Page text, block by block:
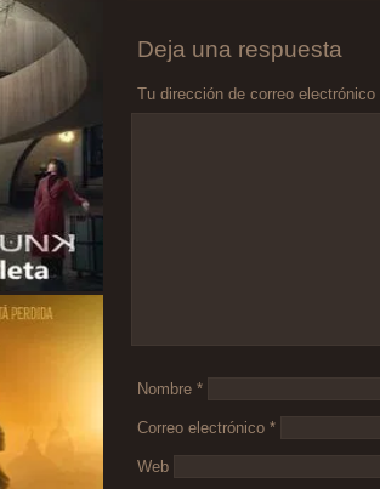
Deja una respuesta
Tu dirección de correo
Nombre *
Correo electrónico *
Web